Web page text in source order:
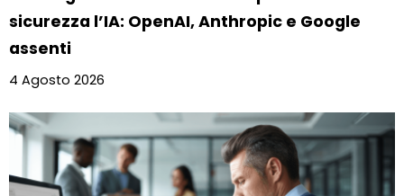
sicurezza l’IA: OpenAI, Anthropic e Google
assenti
4 Agosto 2026